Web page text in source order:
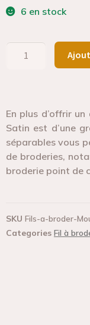
6 en stock
En plus d’offrir
Satin est d’une
séparables vous
de broderies,
broderie point de
SKU Fils-a-broder-
Categories Fil à